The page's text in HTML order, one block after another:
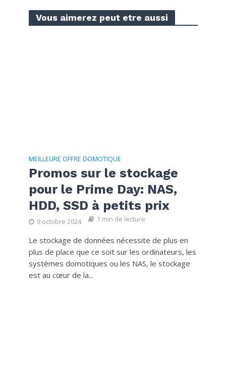
Vous aimerez peut etre aussi
MEILLEURE OFFRE DOMOTIQUE
Promos sur le stockage
pour le Prime Day: NAS,
HDD, SSD à petits prix
9 octobre 2024 1 min de lecture
Le stockage de données nécessite de plus en
plus de place que ce soit sur les ordinateurs, les
systèmes domotiques ou les NAS, le stockage
est au cœur de la...